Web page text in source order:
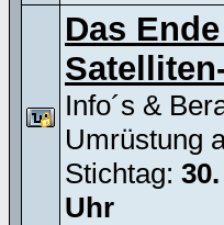
Das
Info´s &
Umrüstung
Stichtag:
Uhr